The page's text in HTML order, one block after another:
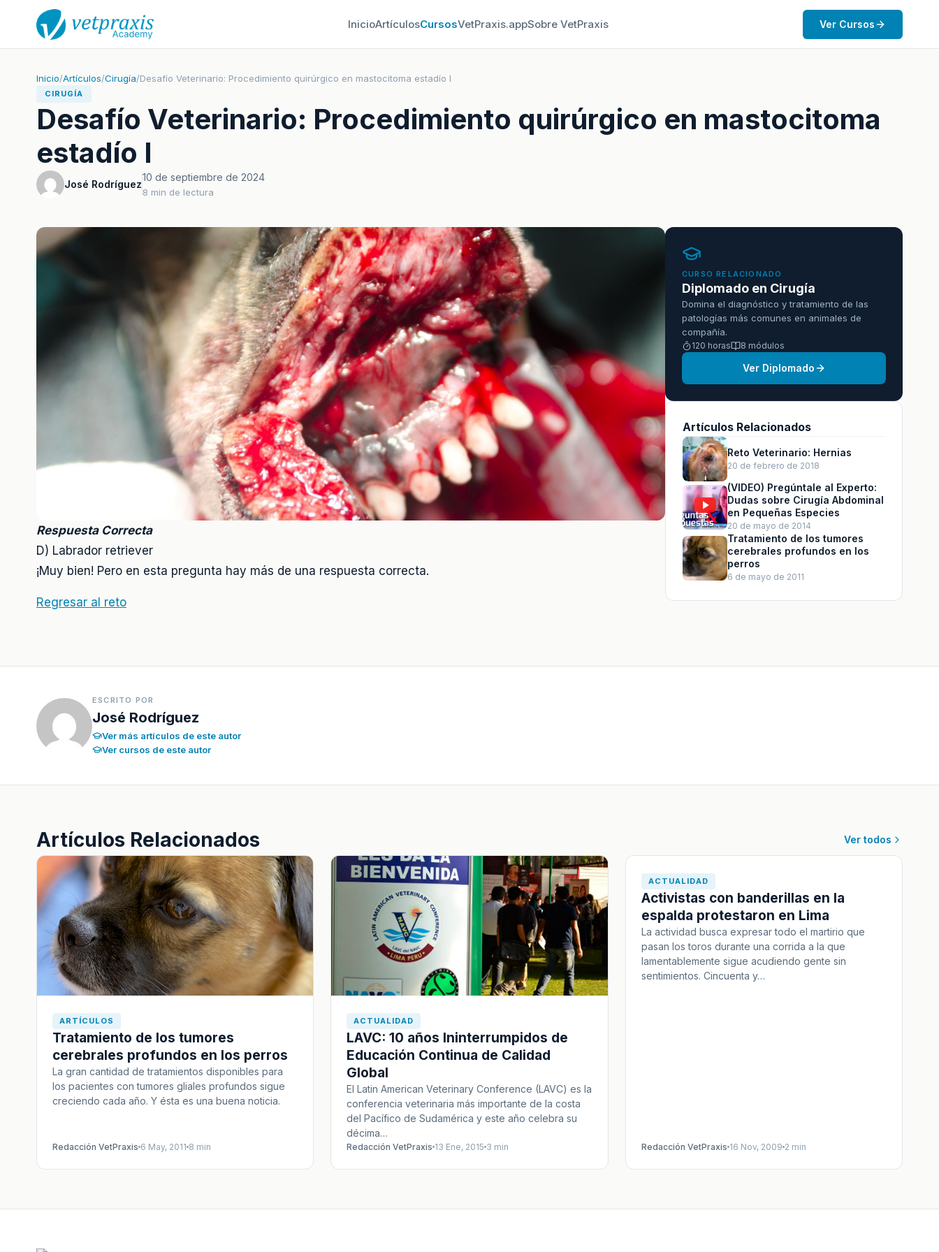
InicioArtículosCursosVetPraxis.appSobre VetPraxis Ver Cursos
Inicio/Artículos/Cirugía/Desafío Veterinario: Procedimiento quirúrgico en mastocitoma estadío I
CIRUGÍA
Desafío Veterinario: Procedimiento quirúrgico en mastocitoma
estadío I
José Rodríguez
10 de septiembre de 2024
8 min de lectura
Respuesta Correcta
D) Labrador retriever
¡Muy bien! Pero en esta pregunta hay más de una respuesta correcta.
Regresar al reto
CURSO RELACIONADO
Diplomado en Cirugía
Domina el diagnóstico y tratamiento de las
patologías más comunes en animales de
compañía.
120 horas 8 módulos
Ver Diplomado
Artículos Relacionados
Reto Veterinario: Hernias
20 de febrero de 2018
(VIDEO) Pregúntale al Experto:
Dudas sobre Cirugía Abdominal
en Pequeñas Especies
20 de mayo de 2014
Tratamiento de los tumores
cerebrales profundos en los
perros
6 de mayo de 2011
ESCRITO POR
José Rodríguez
Ver más artículos de este autor
Ver cursos de este autor
Artículos Relacionados Ver todos
ARTÍCULOS
Tratamiento de los tumores
cerebrales profundos en los perros
La gran cantidad de tratamientos disponibles para
los pacientes con tumores gliales profundos sigue
creciendo cada año. Y ésta es una buena noticia.
Redacción VetPraxis 6 May, 2011 8 min
ACTUALIDAD
LAVC: 10 años Ininterrumpidos de
Educación Continua de Calidad
Global
El Latin American Veterinary Conference (LAVC) es la
conferencia veterinaria más importante de la costa
del Pacífico de Sudamérica y este año celebra su
décima…
Redacción VetPraxis 13 Ene, 2015 3 min
ACTUALIDAD
Activistas con banderillas en la
espalda protestaron en Lima
La actividad busca expresar todo el martirio que
pasan los toros durante una corrida a la que
lamentablemente sigue acudiendo gente sin
sentimientos. Cincuenta y…
Redacción VetPraxis 16 Nov, 2009 2 min